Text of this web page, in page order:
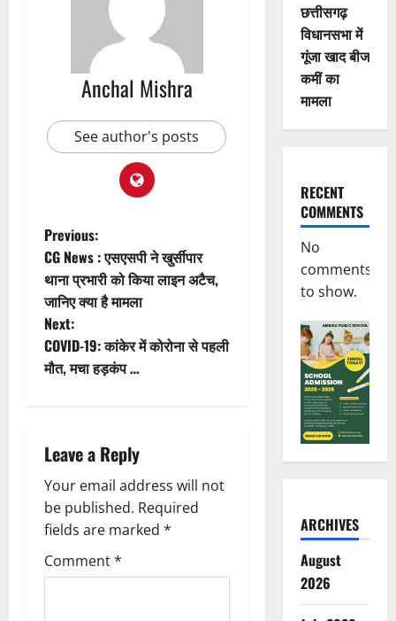
Anchal Mishra
See author's posts
P
o
s
t
v
i
g
a
Previous:
CG News : एसएसपी ने खुर्सीपार
थाना प्रभारी को किया लाइन अटैच,
जानिए क्या है मामला
Next:
COVID-19: कांकेर में कोरोना से पहली
मौत, मचा हड़कंप …
Leave a Reply
Your email address will not
be published. Required
fields are marked *
Comment*
छत्तीसगढ़
विधानसभा में
गूंजा खाद बीज
कमीं का
मामला
RECENT
COMMENTS
No
comments
to show.
ARCHIVES
August
2026